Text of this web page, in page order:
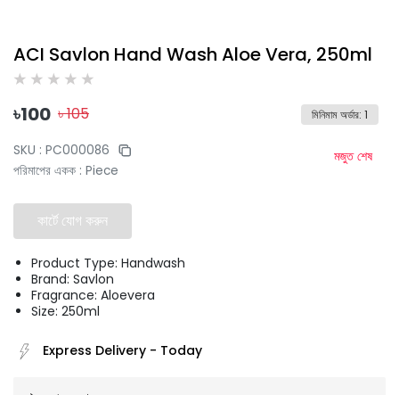
ACI Savlon Hand Wash Aloe Vera, 250ml
৳100 ৳105 মিনিমাম অর্ডার: 1
SKU : PC000086
পরিমাপের একক : Piece
মজুত শেষ
কার্টে যোগ করুন
Product Type: Handwash
Brand: Savlon
Fragrance: Aloevera
Size: 250ml
Express Delivery - Today